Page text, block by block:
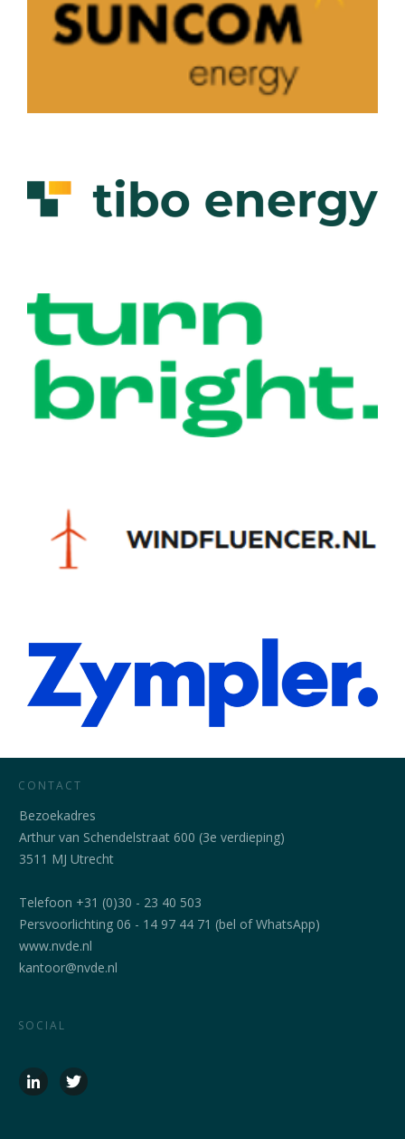
CONTACT
Bezoekadres
Arthur van Schendelstraat 600 (3e verdieping)
3511 MJ Utrecht
Telefoon +31 (0)30 - 23 40 503
Persvoorlichting 06 - 14 97 44 71 (bel of WhatsApp)
www.nvde.nl
kantoor@nvde.nl
SOCIAL